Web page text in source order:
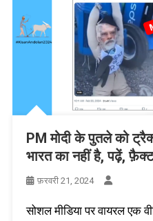
PM मोदी के पुतले को
भारत का नहीं है, पढ़ें,
फ़रवरी 21, 2024
सोशल मीडिया पर वायरल एक